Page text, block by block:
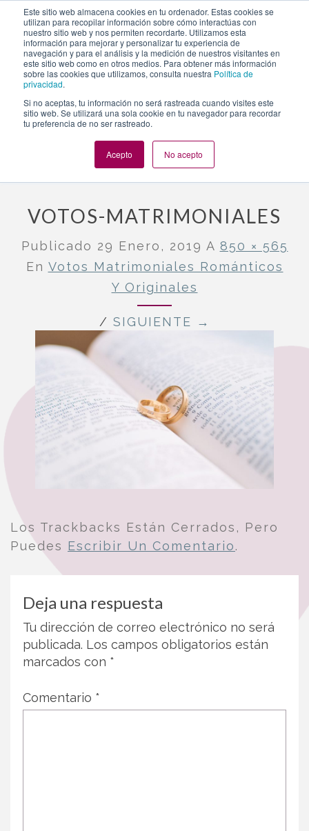
Este sitio web almacena cookies en tu ordenador. Estas cookies se
utilizan para recopilar información sobre cómo interactúas con
nuestro sitio web y nos permiten recordarte. Utilizamos esta
información para mejorar y personalizar tu experiencia de
navegación y para el análisis y la medición de nuestros visitantes en
este sitio web como en otros medios. Para obtener más información
sobre las cookies que utilizamos, consulta nuestra Política de
privacidad.
Si no aceptas, tu información no será rastreada cuando visites este
sitio web. Se utilizará una sola cookie en tu navegador para recordar
tu preferencia de no ser rastreado.
Acepto No acepto
https://www.evento.love/blog/votos-matrimoniales-
romanticos-y-originales/votos-matrimoniales/
Bodas»Votos matrimoniales románticos y
votos-matrimoniales
VOTOS-MATRIMONIALES
Publicado 29 Enero, 2019 A 850 × 565
En Votos Matrimoniales Románticos
Y Originales
/ SIGUIENTE →
Los Trackbacks Están Cerrados, Pero
Puedes Escribir Un Comentario.
Deja una respuesta
Tu dirección de correo electrónico no será
publicada. Los campos obligatorios están
marcados con *
Comentario *